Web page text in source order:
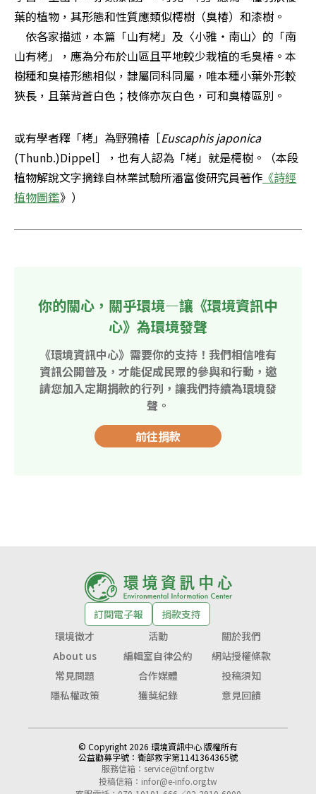
葉的植物，其形態和性質應類似樗樹（臭椿）和漆樹。
依各家描述，本篇「山有栲」及〈小雅‧南山〉的「南
山有栲」，應為分布於山區且平地較少栽植的毛臭椿。本
樹種和臭椿形態相似，隸屬同科同屬，唯本種小葉外形較
狹長，且葉背蒼白色；枝條亦灰白色，可和臭椿區別。
或有學者釋「栲」為野鴉椿［Euscaphis japonica
(Thunb.)Dippel］，也有人認為「栲」就是樗樹。（本段
植物解說文字摘錄自林業試驗所潘富俊研究員著作 《詩經
植物圖鑑》）
你的關心，關乎環境—讓《環境資訊中
心》為環境發聲
《環境資訊中心》需要你的支持！我們相信唯有
資訊公開普及，才能促成民眾的參與和行動，邀
請您加入定期捐款的行列，讓我們持續為環境發
聲。
前往捐款
訂閱電子報
捐款支持
環境徵才
活動
關於我們
About us
編輯室自律公約
網站授權條款
常見問題
合作媒體
投稿須知
隱私權政策
獲獎紀錄 意見回饋
© Copyright 2026 環境資訊中心 版權所有
公益勸募字號： 衛部救字第1141364365號
服務信箱： service@tnf.org.tw
投稿信箱： infor@e-info.org.tw